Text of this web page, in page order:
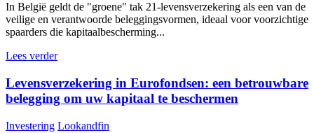
In België geldt de "groene" tak 21-levensverzekering als een van de
veilige en verantwoorde beleggingsvormen, ideaal voor voorzichtige
spaarders die kapitaalbescherming...
Lees verder
Levensverzekering in Eurofondsen: een betrouwbare
belegging om uw kapitaal te beschermen
Investering Lookandfin